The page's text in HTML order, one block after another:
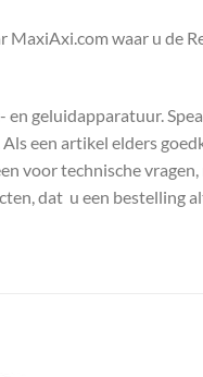
MaxiAxi.com waar u de
geluidapparatuur.
een artikel elders
voor technische
dat u een bestelling